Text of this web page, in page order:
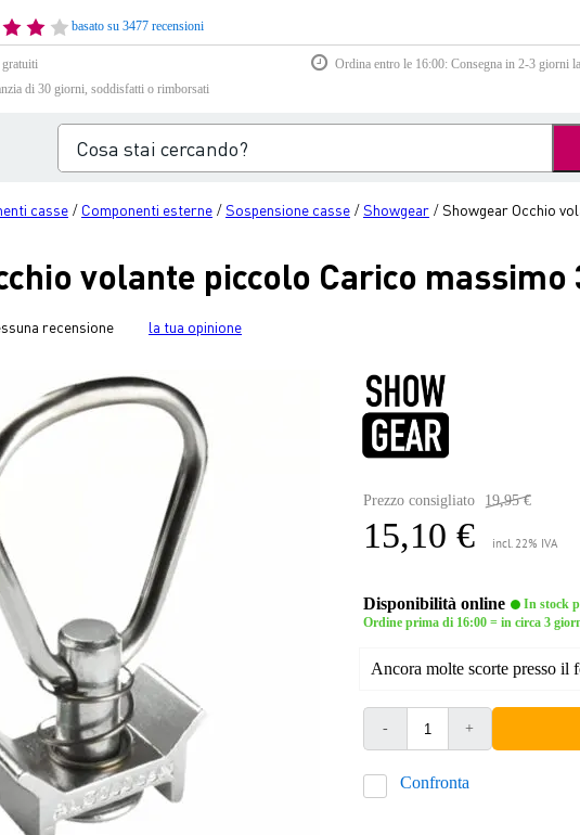
basato su 3477 recensioni
Ordina entro le 16:00: Consegna in 2-3 giorni
di 30 giorni, soddisfatti o rimborsati
casse / Componenti esterne /Sospensione casse /Showgear /Showgear Occhio
volante piccolo Carico massimo
recensione la tua opinione
Prezzo consigliato 19,95 €
15,10 € incl. 22% IVA
Disponibilità online
In stock
Ordine prima di 16:00 = in circa 3
Ancora molte scorte presso il
- +
Confronta